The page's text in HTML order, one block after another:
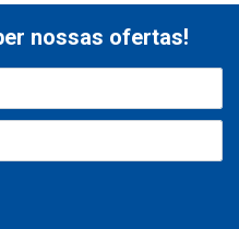
nossas ofertas!